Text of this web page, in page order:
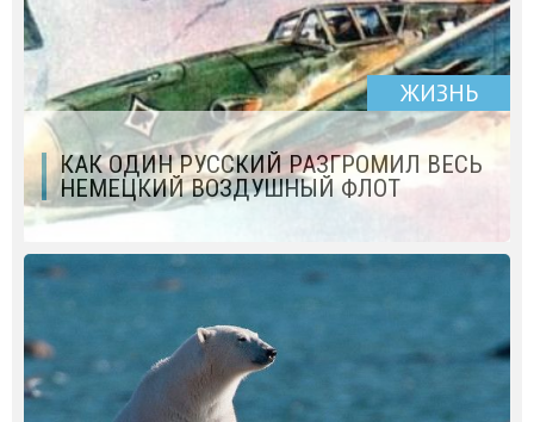
ЖИЗНЬ
КАК ОДИН РУССКИЙ РАЗГРОМИЛ ВЕСЬ
НЕМЕЦКИЙ ВОЗДУШНЫЙ ФЛОТ